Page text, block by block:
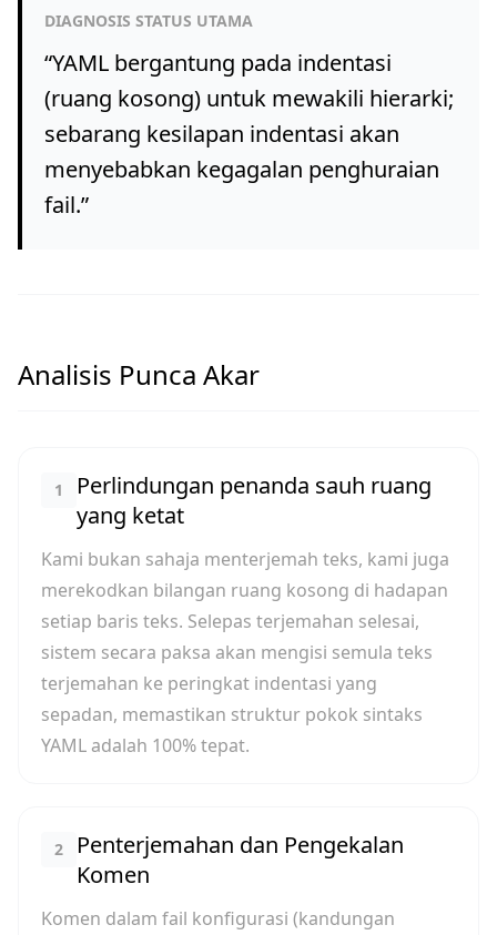
DIAGNOSIS STATUS UTAMA
“YAML bergantung pada indentasi
(ruang kosong) untuk mewakili hierarki;
sebarang kesilapan indentasi akan
menyebabkan kegagalan penghuraian
fail.”
Analisis Punca Akar
1
Perlindungan penanda sauh ruang
yang ketat
Kami bukan sahaja menterjemah teks, kami juga
merekodkan bilangan ruang kosong di hadapan
setiap baris teks. Selepas terjemahan selesai,
sistem secara paksa akan mengisi semula teks
terjemahan ke peringkat indentasi yang
sepadan, memastikan struktur pokok sintaks
YAML adalah 100% tepat.
2
Penterjemahan dan Pengekalan
Komen
Komen dalam fail konfigurasi (kandungan